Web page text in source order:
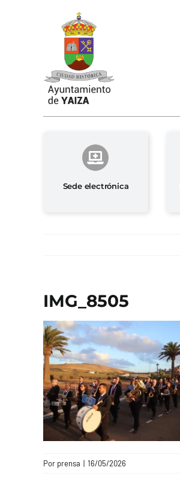
Sede electrónica
IMG_8505
Por prensa | 16/05/2026